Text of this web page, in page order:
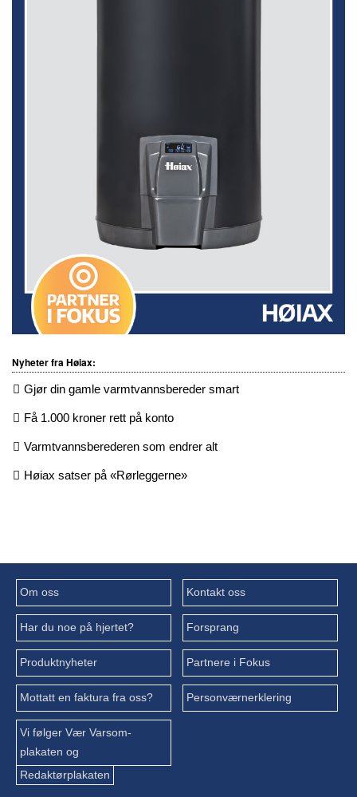
Nyheter fra Høiax:
Gjør din gamle varmtvannsbereder smart
Få 1.000 kroner rett på konto
Varmtvannsberederen som endrer alt
Høiax satser på «Rørleggerne»
Om oss Kontakt oss
Har du noe på hjertet? Forsprang
Produktnyheter Partnere i Fokus
Mottatt en faktura fra oss? Personværnerklering
Vi følger Vær Varsom-
plakaten og
Redaktørplakaten